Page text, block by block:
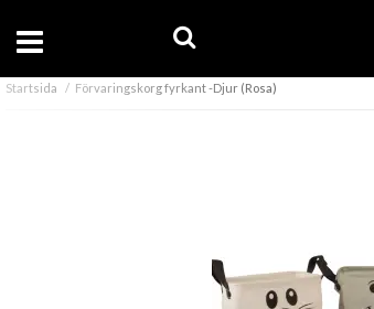
Startsida Förvaringskorg fyrkant -Djur (Rosa)